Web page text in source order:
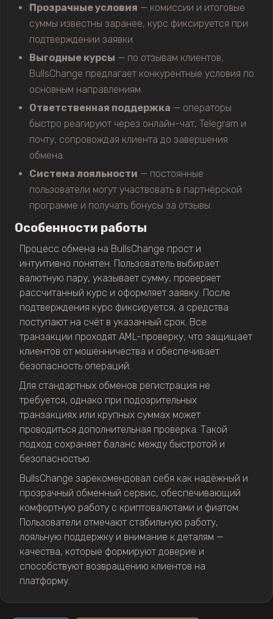
Прозрачные условия — комиссии и итоговые
суммы известны заранее, курс фиксируется при
подтверждении заявки.
Выгодные курсы — по отзывам клиентов,
BullsChange предлагает конкурентные условия по
основным направлениям.
Ответственная поддержка — операторы
быстро реагируют через онлайн-чат, Telegram и
почту, сопровождая клиента до завершения
обмена.
Система лояльности — постоянные
пользователи могут участвовать в партнёрской
программе и получать бонусы за отзывы.
Особенности работы
Процесс обмена на BullsChange прост и
интуитивно понятен. Пользователь выбирает
валютную пару, указывает сумму, проверяет
рассчитанный курс и оформляет заявку. После
подтверждения курс фиксируется, а средства
поступают на счёт в указанный срок. Все
транзакции проходят AML-проверку, что защищает
клиентов от мошенничества и обеспечивает
безопасность операций.
Для стандартных обменов регистрация не
требуется, однако при подозрительных
транзакциях или крупных суммах может
проводиться дополнительная проверка. Такой
подход сохраняет баланс между быстротой и
безопасностью.
BullsChange зарекомендовал себя как надёжный и
прозрачный обменный сервис, обеспечивающий
комфортную работу с криптовалютами и фиатом.
Пользователи отмечают стабильную работу,
лояльную поддержку и внимание к деталям —
качества, которые формируют доверие и
способствуют возвращению клиентов на
платформу.